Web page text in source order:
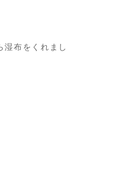
布をくれまし